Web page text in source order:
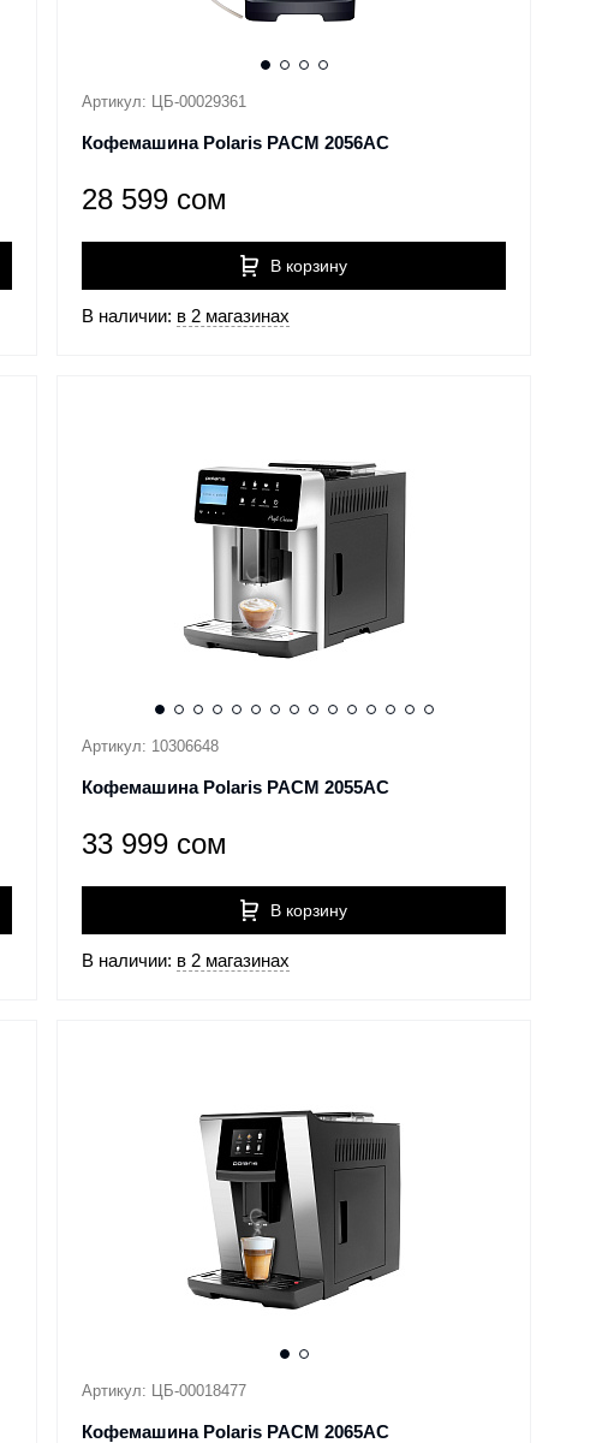
Артикул: ЦБ-00029361
Кофемашина Polaris PACM 2056AC
28 599 сом
В корзину
В наличии: в 2 магазинах
Артикул: 10306648
Кофемашина Polaris PACM 2055AC
33 999 сом
В корзину
В наличии: в 2 магазинах
Артикул: ЦБ-00018477
Кофемашина Polaris PACM 2065AC